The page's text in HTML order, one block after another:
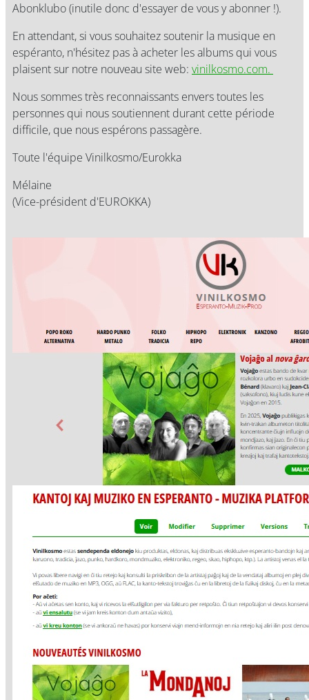
Abonklubo (inutile donc d'essayer de vous y abonner !).
En attendant, si vous souhaitez soutenir la musique en
espéranto, n'hésitez pas à acheter les albums qui vous
plaisent sur notre nouveau site web: vinilkosmo.com.
Nous sommes très reconnaissants envers toutes les
personnes qui nous soutiennent durant cette période
difficile, que nous espérons passagère.
Toute l'équipe Vinilkosmo/Eurokka
Mélaine
(Vice-président d'EUROKKA)